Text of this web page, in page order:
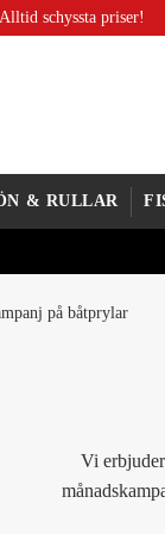
Alltid schyssta priser!
& RULLAR
på båtprylar
Vi